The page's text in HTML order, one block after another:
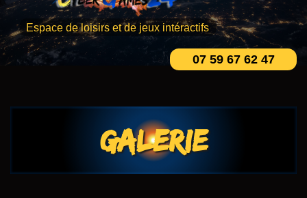
07 59 67 62 47
Espace de loisirs et de jeux intéractifs
Galerie